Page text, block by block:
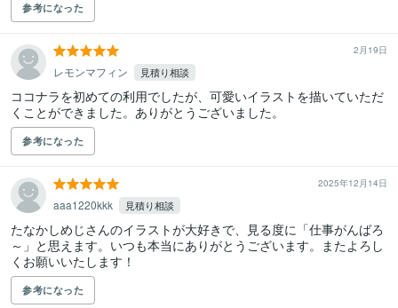
参考になった
2月19日
レモンマフィン 見積り相談
ココナラを初めての利用でしたが、可愛いイラストを描いていただ
くことができました。ありがとうございました。
参考になった
2025年12月14日
aaa1220kkk 見積り相談
たなかしめじさんのイラストが大好きで、見る度に「仕事がんばろ
～」と思えます。いつも本当にありがとうございます。またよろし
くお願いいたします！
参考になった